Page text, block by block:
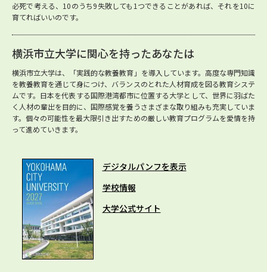
必死で考える、10のうち9失敗しても1つできることがあれば、それを10に
育てればいいのです。
横浜市立大学に関心を持ったあなたは
横浜市立大学は、「実践的な教養教育」を導入しています。高度な専門知識
を教養教育を通じて身につけ、バランスのとれた人材育成を図る教育システ
ムです。日本を代表する国際港湾都市に位置する大学として、世界に羽ばた
く人材の輩出を目的に、国際感覚を養うさまざまな取り組みも充実していま
す。個々の可能性を最大限引き出すための厳しい教育プログラムを愛情を持
って進めていきます。
デジタルパンフを表示
学校情報
大学公式サイト